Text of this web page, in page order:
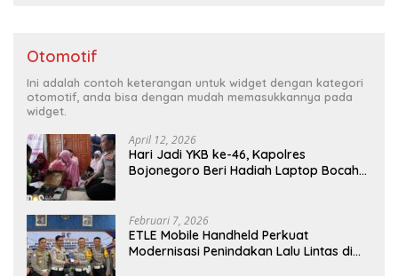
Otomotif
Ini adalah contoh keterangan untuk widget dengan kategori
otomotif, anda bisa dengan mudah memasukkannya pada
widget.
April 12, 2026
Hari Jadi YKB ke-46, Kapolres
Bojonegoro Beri Hadiah Laptop Bocah
Februari 7, 2026
ETLE Mobile Handheld Perkuat
Modernisasi Penindakan Lalu Lintas di